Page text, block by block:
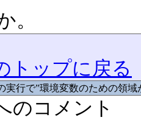
。
トップに戻る
実行で”環境変数のための領域
のコメント